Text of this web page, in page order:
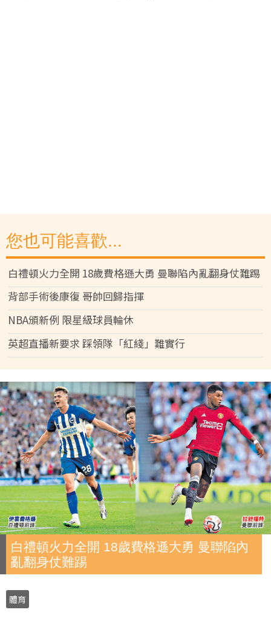
您也可能喜歡...
白禮頓火力全開 18歲費格遜大勇 曼聯陷內亂翻身仗難踢
背部手術後康復 哥帥回歸指揮
NBA頒新例 限星級球員輪休
英超直播新要求 踩領隊「紅綫」難實行
白禮頓火力全開 18歲費格遜大勇 曼聯陷內
亂翻身仗難踢
體育